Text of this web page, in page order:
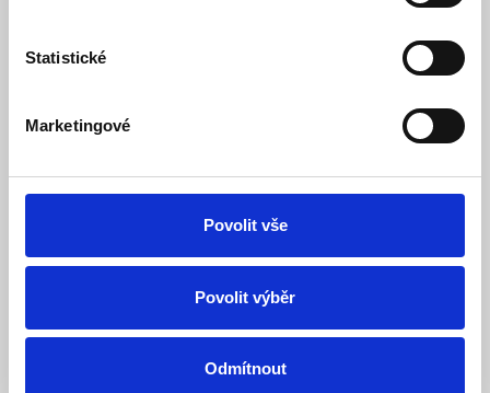
Statistické
Marketingové
Povolit vše
Povolit výběr
Odmítnout
CP PLUS CP-Z43Q 4.0 Mpix venkovní IP kamera
Dostupnost:Skladem